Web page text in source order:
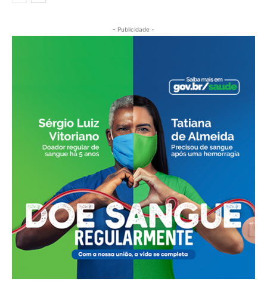
- Publicidade -